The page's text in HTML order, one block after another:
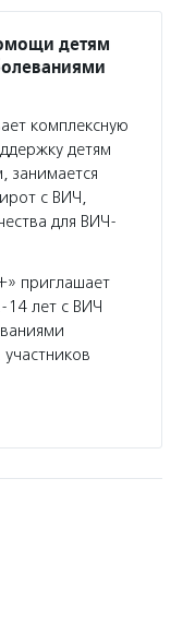
детям
комплексную
детям
занимается
с ВИЧ,
для ВИЧ-
приглашает
14 лет с ВИЧ